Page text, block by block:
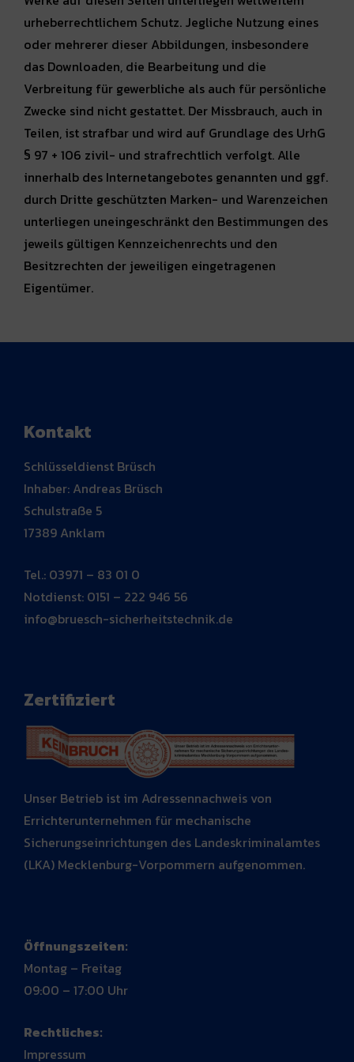
urheberrechtlichem Schutz. Jegliche Nutzung eines
oder mehrerer dieser Abbildungen, insbesondere
das Downloaden, die Bearbeitung und die
Verbreitung für gewerbliche als auch für persönliche
Zwecke sind nicht gestattet. Der Missbrauch, auch in
Teilen, ist strafbar und wird auf Grundlage des UrhG
§ 97 + 106 zivil- und strafrechtlich verfolgt. Alle
innerhalb des Internetangebotes genannten und ggf.
durch Dritte geschützten Marken- und Warenzeichen
unterliegen uneingeschränkt den Bestimmungen des
jeweils gültigen Kennzeichenrechts und den
Besitzrechten der jeweiligen eingetragenen
Eigentümer.
Kontakt
Schlüsseldienst Brüsch
Inhaber: Andreas Brüsch
Schulstraße 5
17389 Anklam
Tel.: 03971 – 83 01 0
Notdienst: 0151 – 222 946 56
info@bruesch-sicherheitstechnik.de
Zertifiziert
Unser Betrieb ist im Adressennachweis von
Errichterunternehmen für mechanische
Sicherungseinrichtungen des Landeskriminalamtes
(LKA) Mecklenburg-Vorpommern aufgenommen.
Öffnungszeiten:
Montag – Freitag
09:00 – 17:00 Uhr
Rechtliches:
Impressum